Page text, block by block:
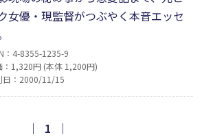
女優・現監督がつぶやく本音エッセ
：4-8355-1235-9
：1,320円 (本体 1,200円)
日：2000/11/15
｜ 1 ｜